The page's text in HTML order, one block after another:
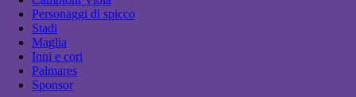
Personaggi di spicco
Stadi
Maglia
Inni e cori
Palmares
Sponsor